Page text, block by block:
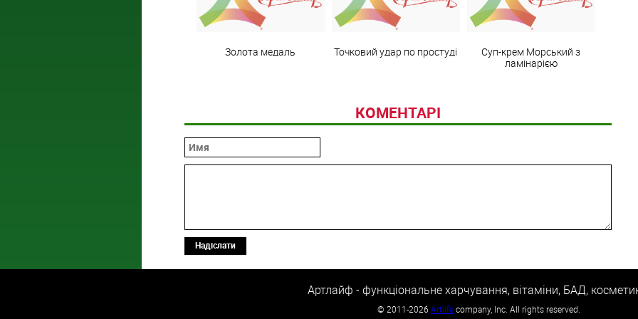
Золота медаль Точковий удар по простуді
Суп-крем Морський з
ламінарією
КОМЕНТАРІ
Надіслати
Артлайф - функціональне харчування, вітаміни, БАД,
© 2011-2026 Artlifecompany, Inc. All rights reserved.